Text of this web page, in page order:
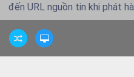
đến URL nguồn tin khi phát